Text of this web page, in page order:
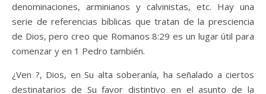
denominaciones, arminianos y calvinistas, etc. Hay una
serie de referencias bíblicas que tratan de la presciencia
de Dios, pero creo que Romanos 8:29 es un lugar útil para
comenzar y en 1 Pedro también.
¿Ven ?, Dios, en Su alta soberanía, ha señalado a ciertos
destinatarios de Su favor distintivo en el asunto de la